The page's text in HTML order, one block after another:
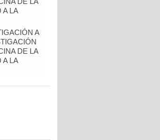
A LA
A
DE LA
A LA